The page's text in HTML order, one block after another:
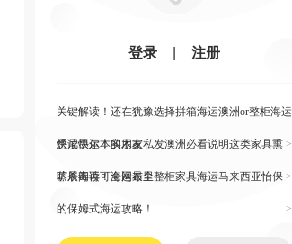
登录 注册
关键解读！还在犹豫选择拼箱海运澳洲or整柜海运
悉尼墨尔本的朋友 >
快读快运！实木家私发澳洲必看说明这类家具熏
蒸杀毒再可海运布里 >
旷展阅读！全网最全整柜家具海运马来西亚怡保
的保姆式海运攻略！ >